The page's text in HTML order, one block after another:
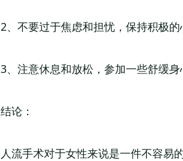
2、不要过于焦虑和担忧，保持积极的
3、注意休息和放松，参加一些舒缓身
结论：
人流手术对于女性来说是一件不容易